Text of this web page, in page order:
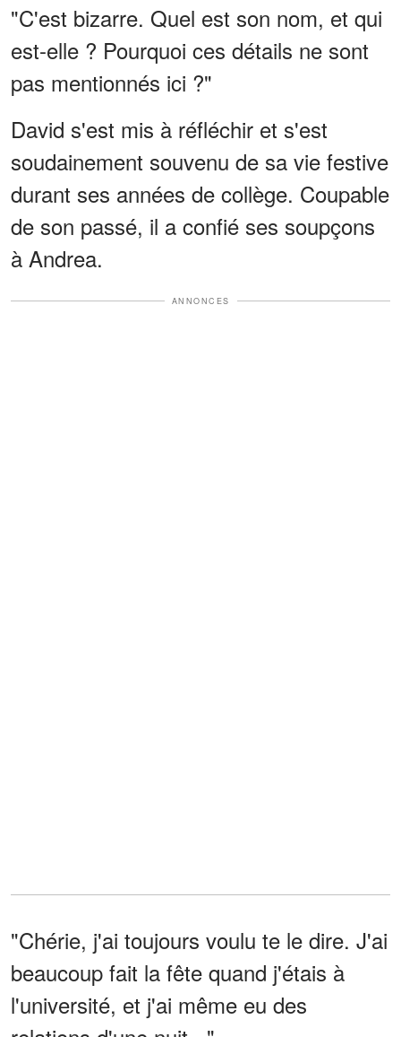
"C'est bizarre. Quel est son nom, et qui
est-elle ? Pourquoi ces détails ne sont
pas mentionnés ici ?"
David s'est mis à réfléchir et s'est
soudainement souvenu de sa vie festive
durant ses années de collège. Coupable
de son passé, il a confié ses soupçons
à Andrea.
ANNONCES
"Chérie, j'ai toujours voulu te le dire. J'ai
beaucoup fait la fête quand j'étais à
l'université, et j'ai même eu des